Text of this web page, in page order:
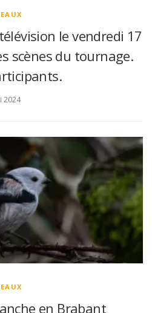
le vendredi 17
scènes du tournage.
2024
en Brabant